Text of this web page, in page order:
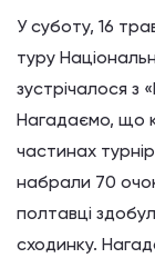
У суботу, 16
туру
зустрічалося з
Нагадаємо, що
частинах
набрали 70
полтавці
сходинку.